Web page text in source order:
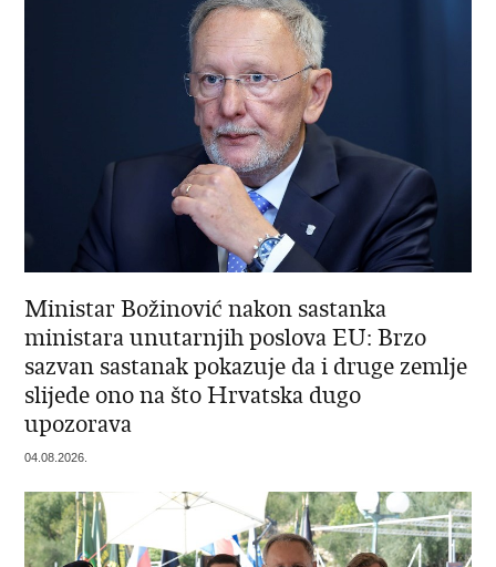
Ministar Božinović nakon sastanka
ministara unutarnjih poslova EU: Brzo
sazvan sastanak pokazuje da i druge zemlje
slijede ono na što Hrvatska dugo
upozorava
04.08.2026.